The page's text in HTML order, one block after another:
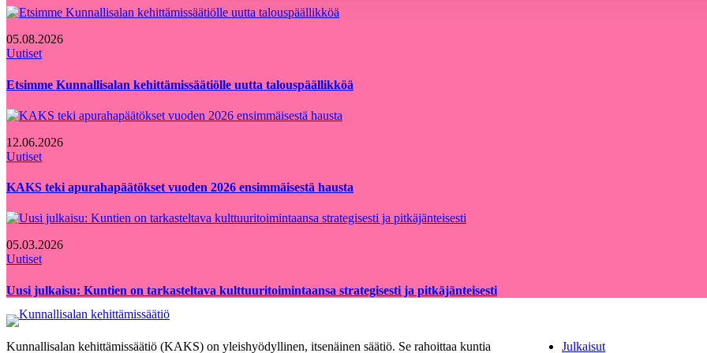
05.08.2026
Uutiset
Etsimme Kunnallisalan kehittämissäätiölle uutta talouspäällikköä
12.06.2026
Uutiset
KAKS teki apurahapäätökset vuoden 2026 ensimmäisestä hausta
05.03.2026
Uutiset
Uusi julkaisu: Kuntien on tarkasteltava kulttuuritoimintaansa strategisesti ja pitkäjänteisesti
Kunnallisalan kehittämissäätiö (KAKS) on yleishyödyllinen, itsenäinen säätiö. Se rahoittaa kuntia Julkaisut